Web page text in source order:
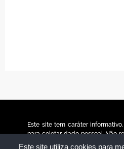
Este site utiliza cookies para
Este site tem caráter
para coletar dado pessoal. Não
relação com nenhuma